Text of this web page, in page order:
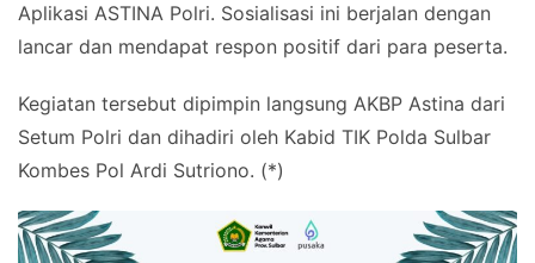
Aplikasi ASTINA Polri. Sosialisasi ini berjalan dengan
lancar dan mendapat respon positif dari para peserta.
Kegiatan tersebut dipimpin langsung AKBP Astina dari
Setum Polri dan dihadiri oleh Kabid TIK Polda Sulbar
Kombes Pol Ardi Sutriono. (*)